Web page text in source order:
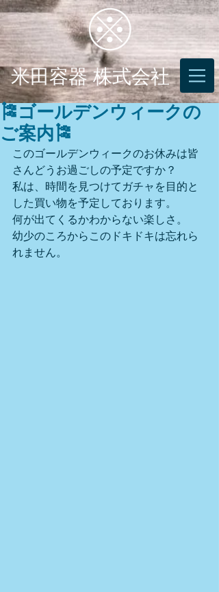
米田容器 株式会社
🎏ゴールデンウィークの
ご案内🎏
このゴールデンウィークのお休みは皆
さんどうお過ごしの予定ですか？
私は、時間を見つけてガチャを目的と
した買い物を予定しております。
何が出てくるかわからない楽しさ。
幼少のころからこのドキドキは忘れら
れません。